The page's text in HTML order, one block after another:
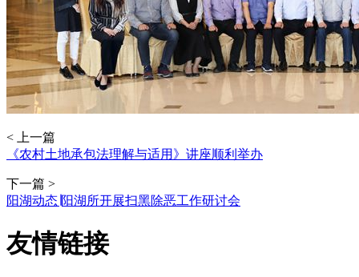
< 上一篇
《农村土地承包法理解与适用》讲座顺利举办
下一篇 >
阳湖动态∣阳湖所开展扫黑除恶工作研讨会
友情链接